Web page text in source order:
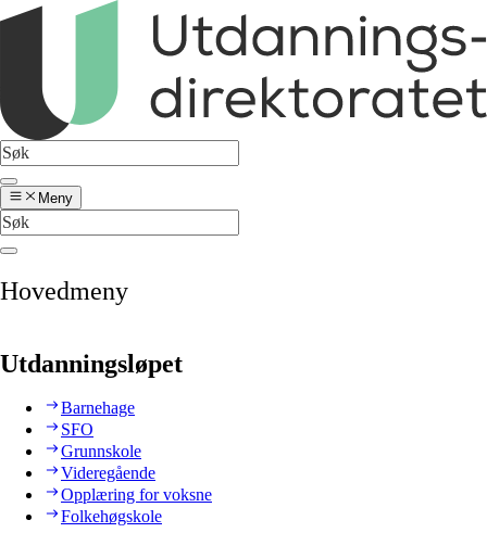
Meny
Hovedmeny
Utdanningsløpet
Barnehage
SFO
Grunnskole
Videregående
Opplæring for voksne
Folkehøgskole